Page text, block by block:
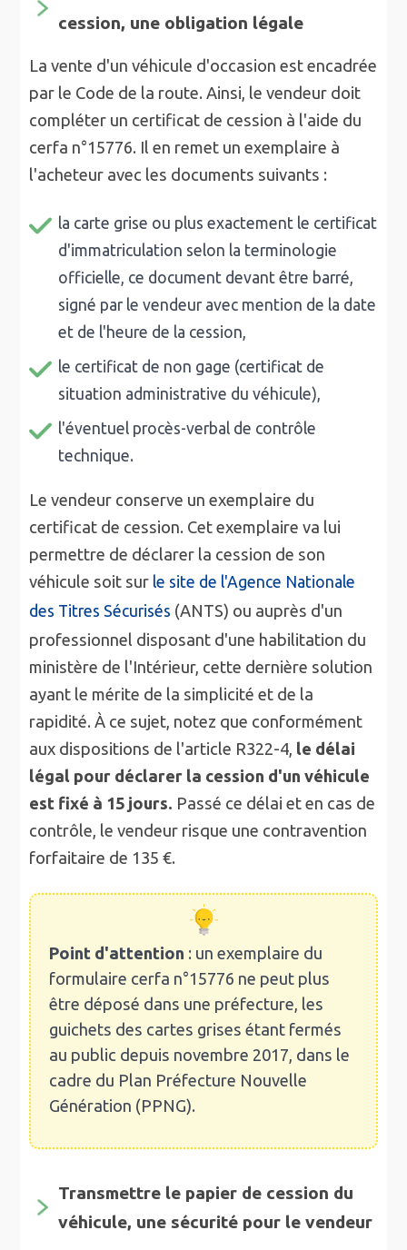
cession, une obligation légale
La vente d'un véhicule d'occasion est encadrée
par le Code de la route. Ainsi, le vendeur doit
compléter un certificat de cession à l'aide du
cerfa n°15776. Il en remet un exemplaire à
l'acheteur avec les documents suivants :
la carte grise ou plus exactement le certificat
d'immatriculation selon la terminologie
officielle, ce document devant être barré,
signé par le vendeur avec mention de la date
et de l'heure de la cession,
le certificat de non gage (certificat de
situation administrative du véhicule),
l'éventuel procès-verbal de contrôle
technique.
Le vendeur conserve un exemplaire du
certificat de cession. Cet exemplaire va lui
permettre de déclarer la cession de son
véhicule soit sur le site de l'Agence Nationale
des Titres Sécurisés (ANTS) ou auprès d'un
professionnel disposant d'une habilitation du
ministère de l'Intérieur, cette dernière solution
ayant le mérite de la simplicité et de la
rapidité. À ce sujet, notez que conformément
aux dispositions de l'article R322-4, le délai
légal pour déclarer la cession d'un véhicule
est fixé à 15 jours. Passé ce délai et en cas de
contrôle, le vendeur risque une contravention
forfaitaire de 135 €.
Point d'attention : un exemplaire du
formulaire cerfa n°15776 ne peut plus
être déposé dans une préfecture, les
guichets des cartes grises étant fermés
au public depuis novembre 2017, dans le
cadre du Plan Préfecture Nouvelle
Génération (PPNG).
Transmettre le papier de cession du
véhicule, une sécurité pour le vendeur